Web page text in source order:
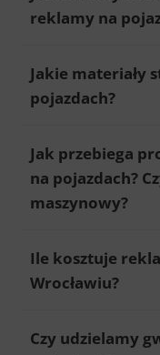
reklamy na
Jakie materiały
pojazdach?
Jak przebiega
na pojazdach?
maszynowy?
Ile kosztuje
Wrocławiu?
Czy udzielamy